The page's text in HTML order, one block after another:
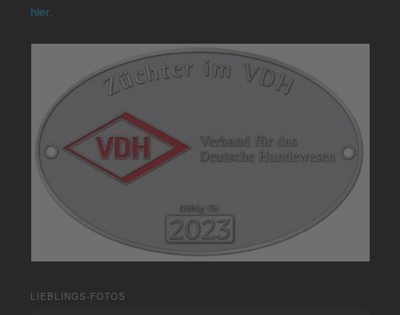
hier
LIEBLINGS-FOTOS